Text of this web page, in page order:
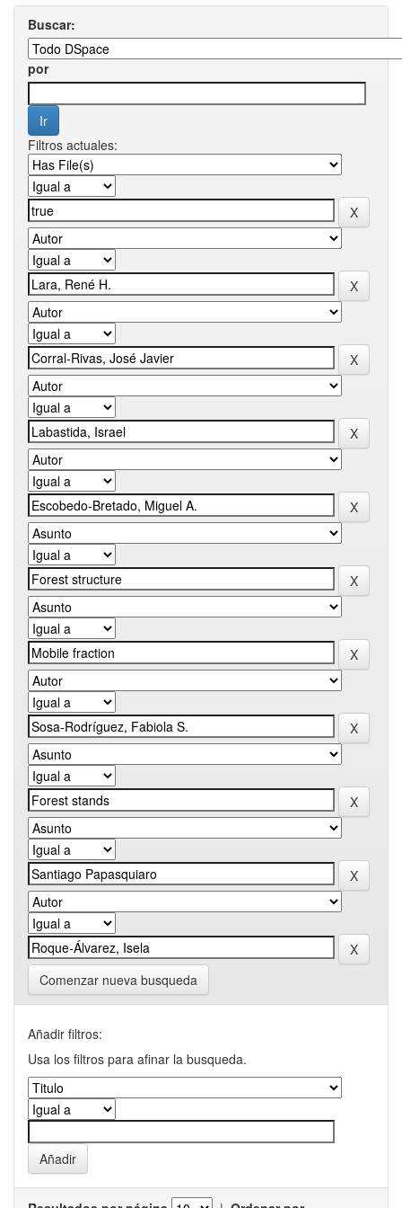
Buscar:
por
Filtros actuales:
Comenzar nueva busqueda
Añadir filtros:
Usa los filtros para afinar la busqueda.